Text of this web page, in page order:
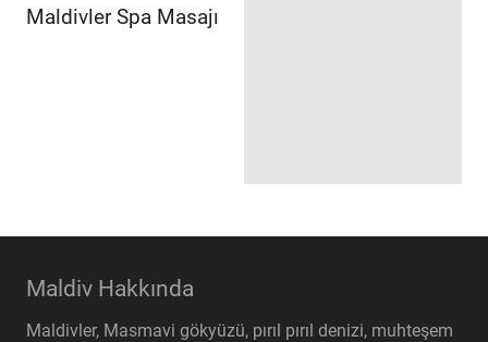
Maldivler Spa Masajı
Maldiv Hakkında
Maldivler, Masmavi gökyüzü, pırıl pırıl denizi, muhteşem